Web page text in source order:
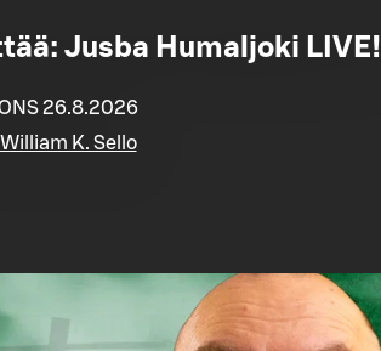
Jusba Humaljoki LIVE!
26.8.2026
William K. Sello